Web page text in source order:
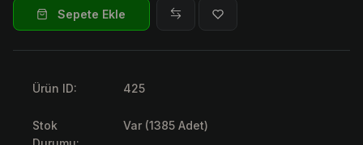
Sepete Ekle
Ürün ID: 425
Stok
Var (1385 Adet)